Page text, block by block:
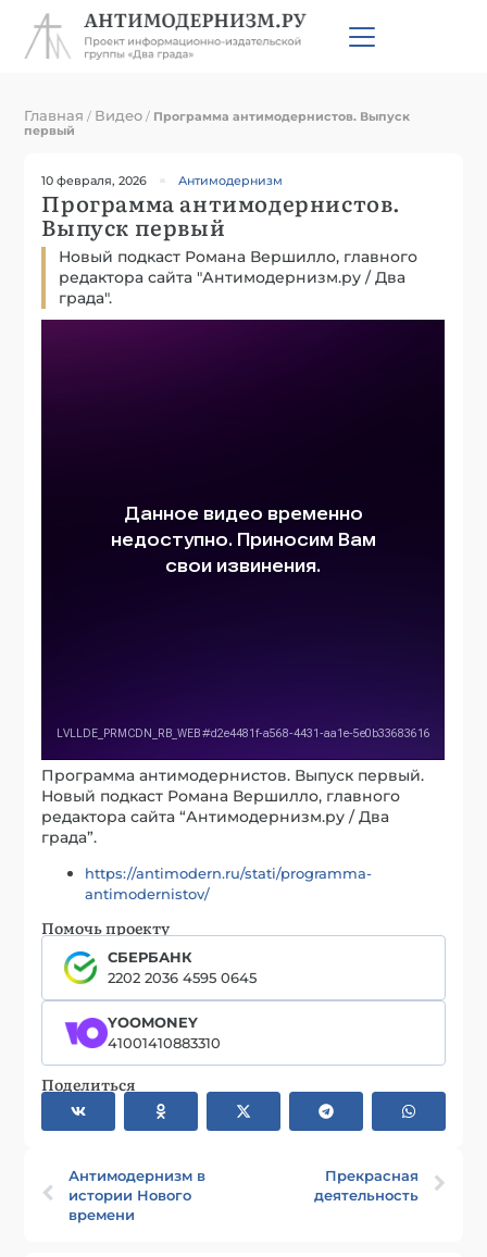
Главная / Видео / Программа антимодернистов. Выпуск
первый
10 февраля, 2026 Антимодернизм
Программа антимодернистов.
Выпуск первый
Новый подкаст Романа Вершилло, главного
редактора сайта "Антимодернизм.ру / Два
града".
Программа антимодернистов. Выпуск первый.
Новый подкаст Романа Вершилло, главного
редактора сайта “Антимодернизм.ру / Два
града”.
https://antimodern.ru/stati/programma-
antimodernistov/
Помочь проекту
СБЕРБАНК
2202 2036 4595 0645
YOOMONEY
41001410883310
Поделиться
Антимодернизм в
истории Нового
времени
Прекрасная
деятельность